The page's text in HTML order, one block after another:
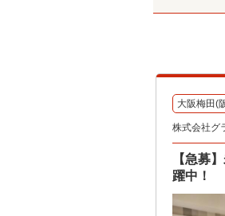
大阪梅田(
株式会社グ
【急募
躍中！